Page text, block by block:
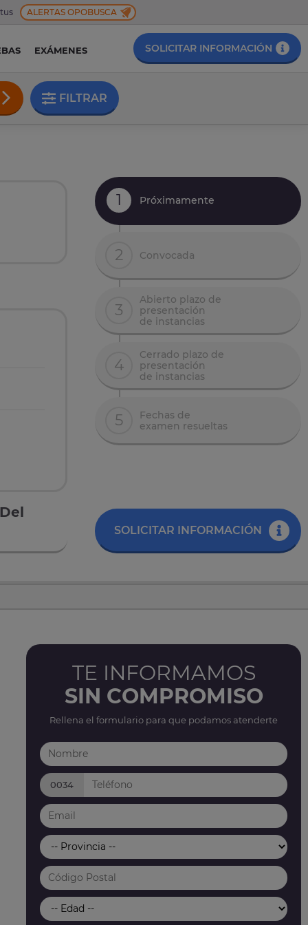
ALERTAS OPOBUSCA
EXÁMENES SOLICITAR INFORMACIÓN
FILTRAR
1 Próximamente
2 Convocada
3
Abierto plazo de
presentación
de instancias
4
Cerrado plazo de
presentación
de instancias
5
Fechas de
examen resueltas
SOLICITAR INFORMACIÓN
TE INFORMAMOS
SIN COMPROMISO
Rellena el formulario para que podamos atenderte
0034